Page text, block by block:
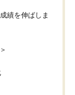
績を伸ばしま